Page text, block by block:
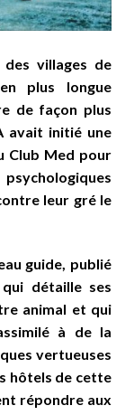
villages de
plus longue
de façon plus
avait initié une
Club Med pour
leur gré le
guide, publié
détaille ses
animal et qui
à de la
vertueuses
hôtels de cette
répondre aux